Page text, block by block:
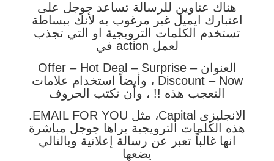
هناك عناوين للرسالة تساعد جوجل على
اعتبارك ايميل غير مرغوب به لأنك ببساطة
تستخدم الكلمات الترويجية او التي تجذب
لعمل action في
العنوان Offer – Hot Deal – Surprise –
Discount – Now ، وأيضاً استخدام علامات
التعجب هذه !! ، وأن تكتب الحروف
الانجليزى Capital، مثل EMAIL FOR YOU.
هذه الكلمات الترويجية يراها جوجل مباشرة
انها غالباً تعبر عن رسالة إعلانية وبالتالي
يضعها